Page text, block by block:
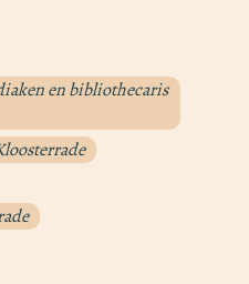
en bibliothecaris